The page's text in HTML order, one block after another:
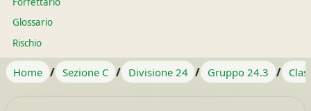
Glossario
Rischio
Home / Sezione C / Divisione 24 / Gruppo 24.3 /